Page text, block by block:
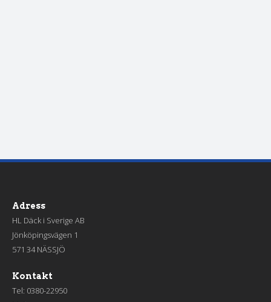
Adress
HL Däck i Sverige AB
Jönköpingsvägen 1
571 34 NÄSSJÖ
Kontakt
Tel: 0380-22950